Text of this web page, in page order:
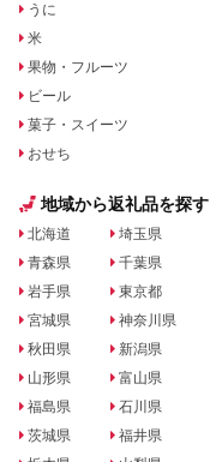
うに
米
果物・フルーツ
ビール
菓子・スイーツ
おせち
地域から返礼品を探す
北海道
青森県
岩手県
宮城県
秋田県
山形県
福島県
茨城県
埼玉県
千葉県
東京都
神奈川県
新潟県
富山県
石川県
福井県